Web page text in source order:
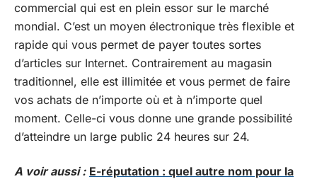
commercial qui est en plein essor sur le marché
mondial. C’est un moyen électronique très flexible et
rapide qui vous permet de payer toutes sortes
d’articles sur Internet. Contrairement au magasin
traditionnel, elle est illimitée et vous permet de faire
vos achats de n’importe où et à n’importe quel
moment. Celle-ci vous donne une grande possibilité
d’atteindre un large public 24 heures sur 24.
A voir aussi : E-réputation : quel autre nom pour la